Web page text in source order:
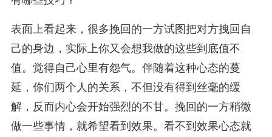
表面上看起来，很多挽回的一方试图把对方拽回自
己的身边，实际上你又会想我做的这些到底值不
值。觉得自己心里有怨气。伴随着这种心态的蔓
延，你们两个人的关系，不但没有得到丝毫的缓
解，反而内心会开始强烈的不甘。挽回的一方稍微
做一些事情，就希望看到效果。看不到效果心态就